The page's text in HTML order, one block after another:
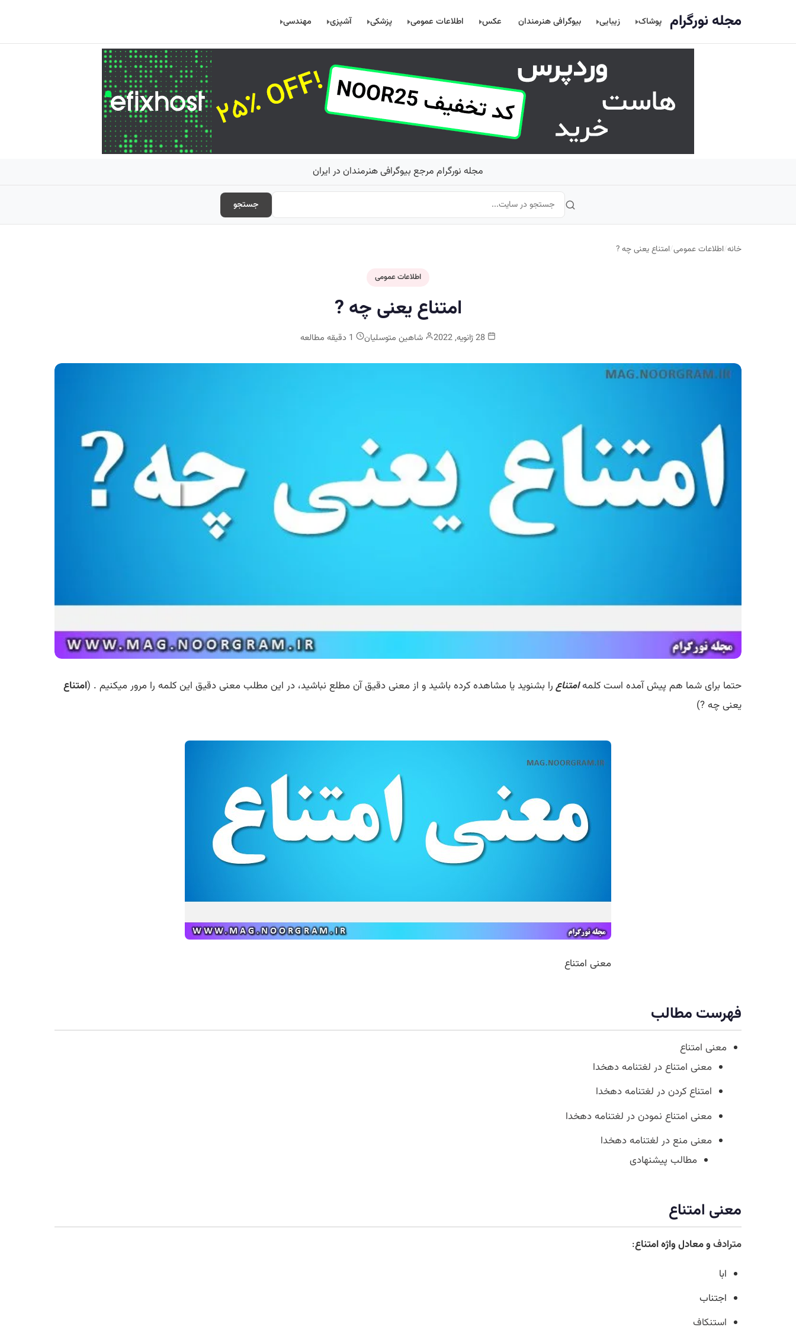
مجله نورگرام پوشاک زیبایی بیوگرافی هنرمندان عکس اطلاعات عمومی پزشکی آشپزی مهندسی
مجله نورگرام مرجع بیوگرافی هنرمندان در ایران
جستجو
خانه/اطلاعات عمومی/امتناع یعنی چه ?
اطلاعات عمومی
امتناع یعنی چه ?
شاهین متوسلیان
حتما برای شما هم پیش آمده است کلمهامتناعرا بشنوید یا مشاهده کرده باشید و از معنی دقیق آن مطلع نباشید، در این مطلب معنی دقیق این کلمه را مرور میکنیم . (امتناع
یعنی چه ?)
معنی امتناع
فهرست مطالب
معنی امتناع
معنی امتناع در لغتنامه دهخدا
امتناع کردن در لغتنامه دهخدا
معنی امتناع نمودن در لغتنامه دهخدا
معنی منع در لغتنامه دهخدا
مطالب پیشنهادی
معنی امتناع
مترادفو معادل واژه امتناع:
ابا
اجتناب
استنکاف